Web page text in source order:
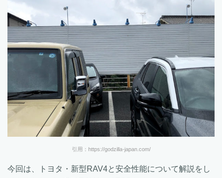
引用：https://godzilla-japan.com/
今回は、トヨタ・新型RAV4と安全性能について解説をし